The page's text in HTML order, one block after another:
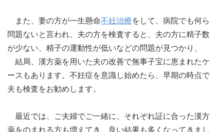
また、妻の方が一生懸命不妊治療をして、病院でも何ら
問題ないと言われ、夫の方を検査すると、夫の方に精子数
が少ない、精子の運動性が低いなどの問題が見つかり、
結局、漢方薬を用いた夫の改善で無事子宝に恵まれたケ
ースもあります。不妊症を意識し始めたら、早期の時点で
夫も検査をお勧めします。
最近では、ご夫婦でご一緒に、それぞれ証に合った漢方
薬をのまれる方も増えてき、良い結果も多くなってきまし